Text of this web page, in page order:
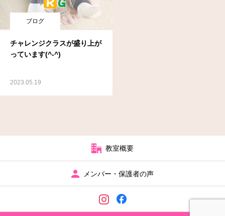
ブログ
チャレンジクラスが盛り上が
っています(^-^)
2023.05.19
教室概要
メンバー・保護者の声